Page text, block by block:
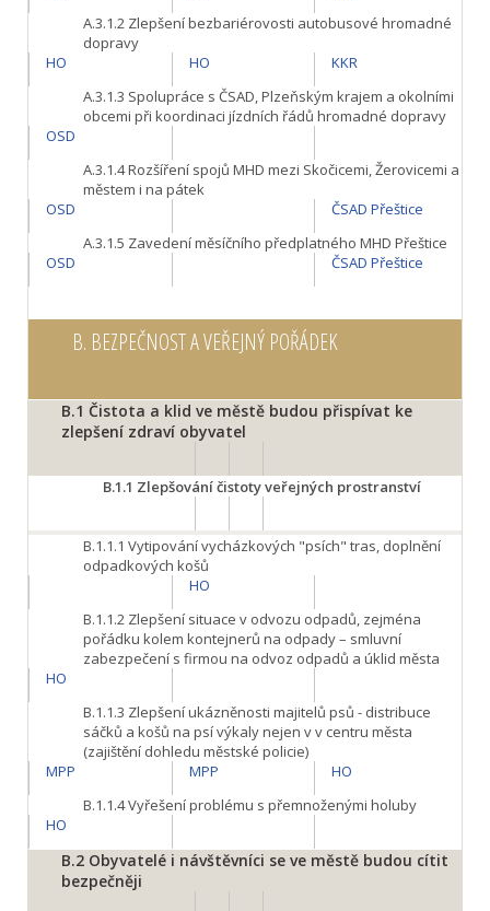
A.3.1.2 Zlepšení bezbariérovosti autobusové hromadné
dopravy
HO
HO
KKR
A.3.1.3 Spolupráce s ČSAD, Plzeňským krajem a okolními
obcemi při koordinaci jízdních řádů hromadné dopravy
OSD
A.3.1.4Rozšíření spojů MHD mezi Skočicemi, Žerovicemi a
městem i na pátek
OSD
ČSAD Přeštice
A.3.1.5 Zavedení měsíčního předplatného MHD Přeštice
OSD
ČSAD Přeštice
B. BEZPEČNOST A VEŘEJNÝ POŘÁDEK
B.1 Čistota a klid ve městě budou přispívat ke
zlepšení zdraví obyvatel
B.1.1 Zlepšování čistoty veřejných prostranství
B.1.1.1 Vytipování vycházkových "psích" tras, doplnění
odpadkových košů
HO
B.1.1.2 Zlepšení situace v odvozu odpadů, zejména
pořádku kolem kontejnerů na odpady – smluvní
zabezpečení s firmou na odvoz odpadů a úklid města
HO
B.1.1.3 Zlepšení ukázněnosti majitelů psů - distribuce
sáčků a košů na psí výkaly nejen v v centru města
(zajištění dohledu městské policie)
MPP
MPP
HO
B.1.1.4Vyřešení problému s přemnoženými holuby
HO
B.2 Obyvatelé i návštěvníci se ve městě budou cítit
bezpečněji